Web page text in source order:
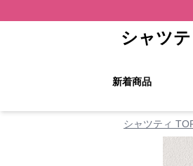
シャツテ
新着商品
シャツティ